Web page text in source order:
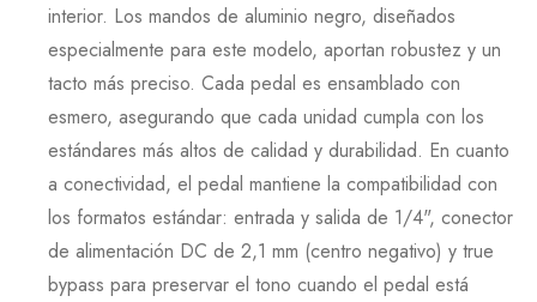
interior. Los mandos de aluminio negro, diseñados
especialmente para este modelo, aportan robustez y un
tacto más preciso. Cada pedal es ensamblado con
esmero, asegurando que cada unidad cumpla con los
estándares más altos de calidad y durabilidad. En cuanto
a conectividad, el pedal mantiene la compatibilidad con
los formatos estándar: entrada y salida de 1/4", conector
de alimentación DC de 2,1 mm (centro negativo) y true
bypass para preservar el tono cuando el pedal está